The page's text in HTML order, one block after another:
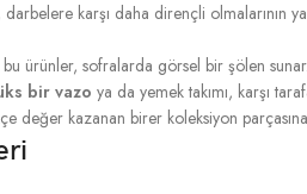
karşı daha dirençli olmalarının
bu ürünler, sofralarda görsel bir şölen sunar.
bir vazo ya da yemek takımı, karşı
değer kazanan birer koleksiyon